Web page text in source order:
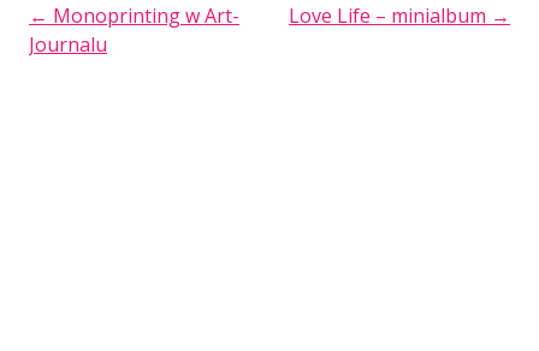
POST
← Monoprinting w Art-
Journalu
Love Life – minialbum →